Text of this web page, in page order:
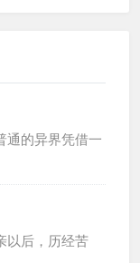
通的异界凭借一
以后，历经苦